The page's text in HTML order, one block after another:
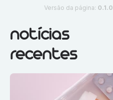
Versão da página: 0.1.0
notícias
recentes